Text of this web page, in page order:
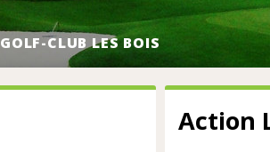
GOLF-CLUB LES BOIS
Action